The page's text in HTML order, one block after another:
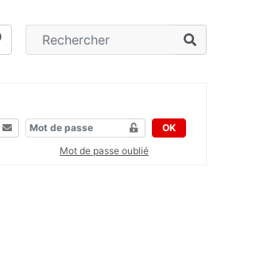
OK
Mot de passe oublié